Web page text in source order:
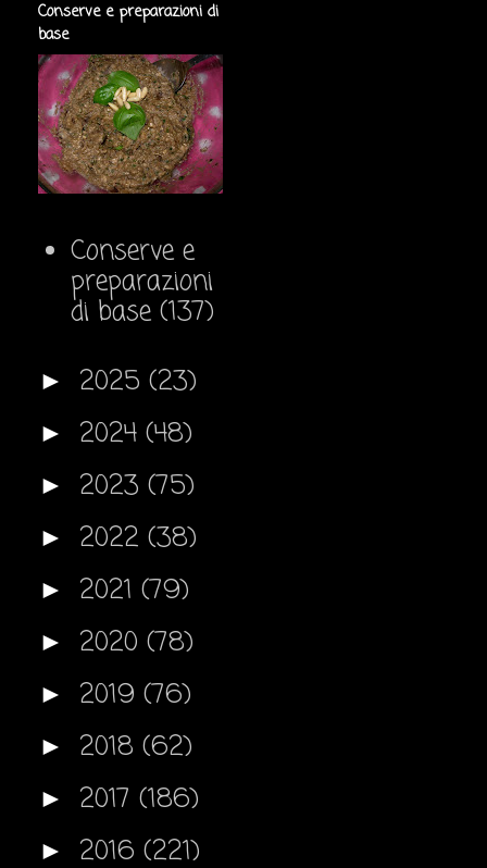
Conserve e preparazioni di
base
Conserve e
preparazioni
di base (137)
► 2025 (23)
► 2024 (48)
► 2023 (75)
► 2022 (38)
► 2021 (79)
► 2020 (78)
► 2019 (76)
► 2018 (62)
► 2017 (186)
► 2016 (221)